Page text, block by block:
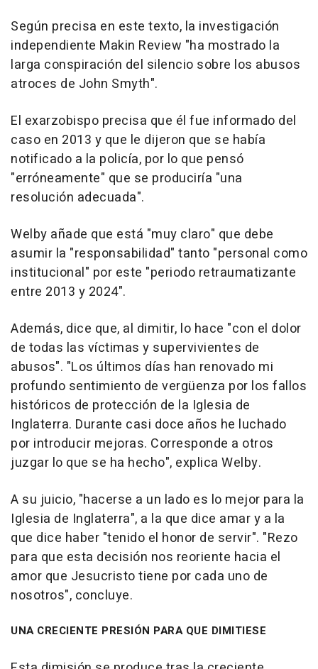
Según precisa en este texto, la investigación
independiente Makin Review "ha mostrado la
larga conspiración del silencio sobre los abusos
atroces de John Smyth".
El exarzobispo precisa que él fue informado del
caso en 2013 y que le dijeron que se había
notificado a la policía, por lo que pensó
"erróneamente" que se produciría "una
resolución adecuada".
Welby añade que está "muy claro" que debe
asumir la "responsabilidad" tanto "personal como
institucional" por este "periodo retraumatizante
entre 2013 y 2024".
Además, dice que, al dimitir, lo hace "con el dolor
de todas las víctimas y supervivientes de
abusos". "Los últimos días han renovado mi
profundo sentimiento de vergüenza por los fallos
históricos de protección de la Iglesia de
Inglaterra. Durante casi doce años he luchado
por introducir mejoras. Corresponde a otros
juzgar lo que se ha hecho", explica Welby.
A su juicio, "hacerse a un lado es lo mejor para la
Iglesia de Inglaterra", a la que dice amar y a la
que dice haber "tenido el honor de servir". "Rezo
para que esta decisión nos reoriente hacia el
amor que Jesucristo tiene por cada uno de
nosotros", concluye.
UNA CRECIENTE PRESIÓN PARA QUE DIMITIESE